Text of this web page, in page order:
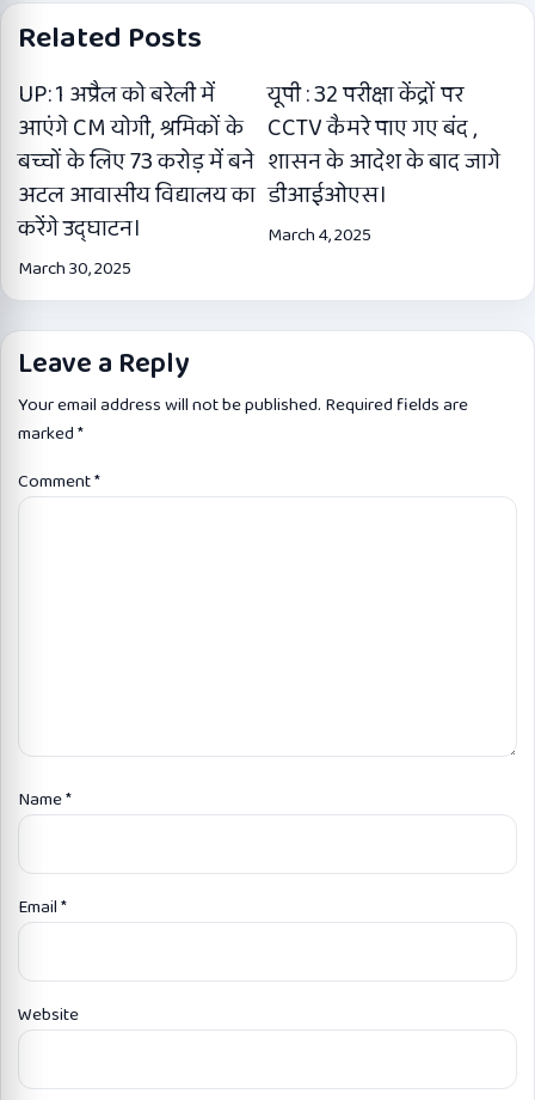
Related Posts
UP: 1 अप्रैल को बरेली में
आएंगे CM योगी, श्रमिकों के
बच्चों के लिए 73 करोड़ में बने
अटल आवासीय विद्यालय का
करेंगे उद्घाटन।
March 30, 2025
यूपी : 32 परीक्षा केंद्रों पर
CCTV कैमरे पाए गए बंद ,
शासन के आदेश के बाद जागे
डीआईओएस।
March 4, 2025
Leave a Reply
Your email address will not be published. Required fields are
marked*
Comment*
Name*
Email*
Website